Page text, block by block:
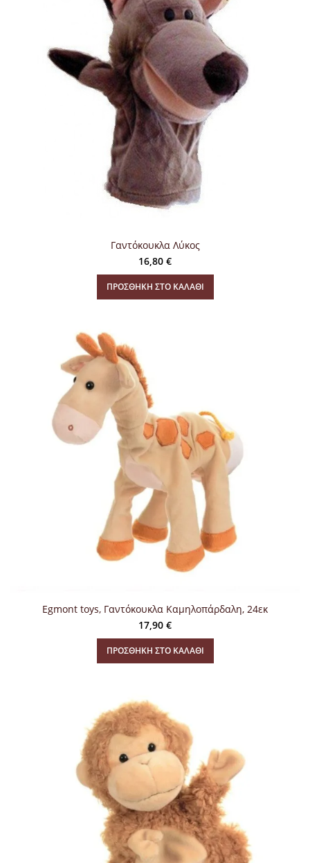
Γαντόκουκλα Λύκος
16,80 €
ΠΡΟΣΘΉΚΗ ΣΤΟ ΚΑΛΆΘΙ
Egmont toys, Γαντόκουκλα Καμηλοπάρδαλη, 24εκ
17,90 €
ΠΡΟΣΘΉΚΗ ΣΤΟ ΚΑΛΆΘΙ